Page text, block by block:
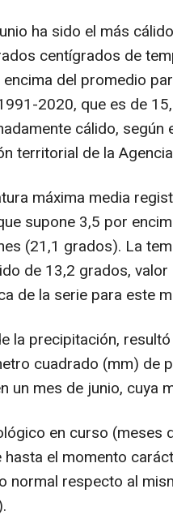
ha sido el más
centígrados de
del promedio
2020, que es de
cálido,
territorial de la
máxima media
supone 3,5 por
(21,1 grados). La
de 13,2 grados,
de la serie para este
la precipitación,
cuadrado (mm) de
un mes de junio, cuya
en curso
el momento
normal respecto al